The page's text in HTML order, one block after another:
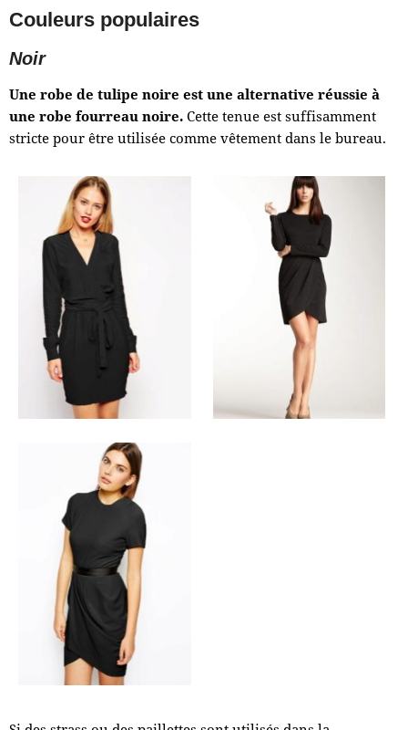
Couleurs populaires
Noir
Une robe de tulipe noire est une alternative réussie à
une robe fourreau noire. Cette tenue est suffisamment
stricte pour être utilisée comme vêtement dans le bureau.